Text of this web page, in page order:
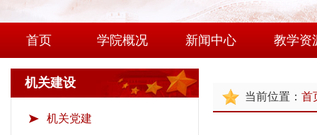
首页 学院概况
学院简介
现任领导
新闻中心
通知公告
教学资
师资队
机关建设
机关党建
当前位置： 首